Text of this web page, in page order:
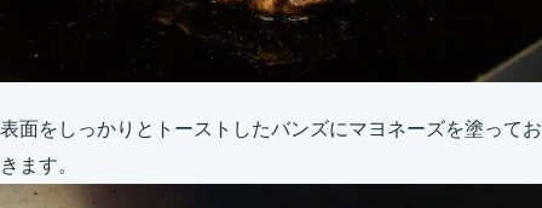
表面をしっかりとトーストしたバンズにマヨネーズを塗ってお
きます。